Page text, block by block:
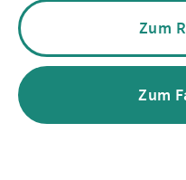
Zum
Zum